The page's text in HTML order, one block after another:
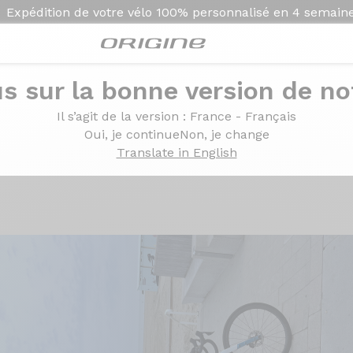
Expédition de votre vélo 100% personnalisé en 4
sur la bonne version de
Il s’agit de la version : France - Français
Oui, je continueNon, je change
Translate in English
Ultegra Di2 - Prymahl Orion C35 Pro
- Shimano Ultegra